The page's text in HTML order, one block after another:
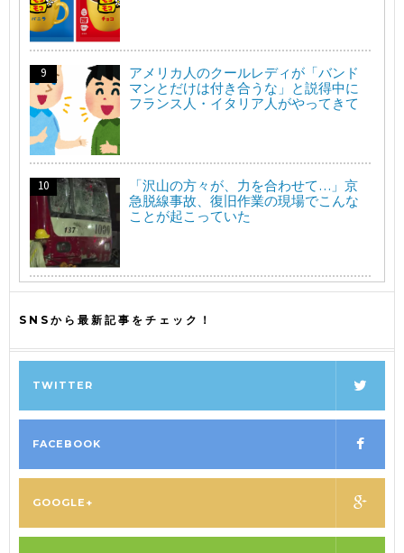
アメリカ人のクールレディが「バンド
マンとだけは付き合うな」と説得中に
フランス人・イタリア人がやってきて
「沢山の方々が、力を合わせて…」京
急脱線事故、復旧作業の現場でこんな
ことが起こっていた
SNSから最新記事をチェック！
TWITTER
FACEBOOK
GOOGLE+